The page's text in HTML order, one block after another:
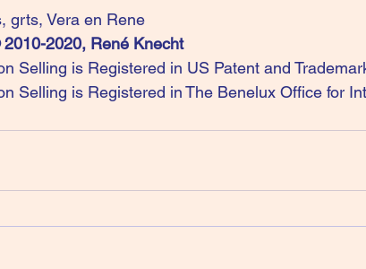
grts, Vera en Rene
2010-2020, René Knecht
Selling is Registered in US Patent and
Selling is Registered in The Benelux Office for